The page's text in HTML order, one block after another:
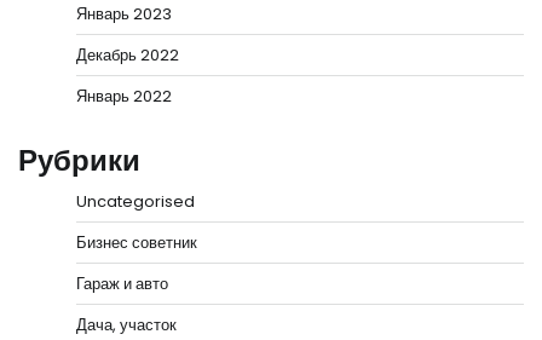
Январь 2023
Декабрь 2022
Январь 2022
Рубрики
Uncategorised
Бизнес советник
Гараж и авто
Дача, участок